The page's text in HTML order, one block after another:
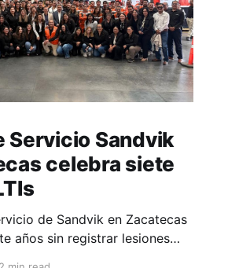
Servicio Sandvik
celebra siete
de Sandvik en Zacatecas
años sin registrar lesiones